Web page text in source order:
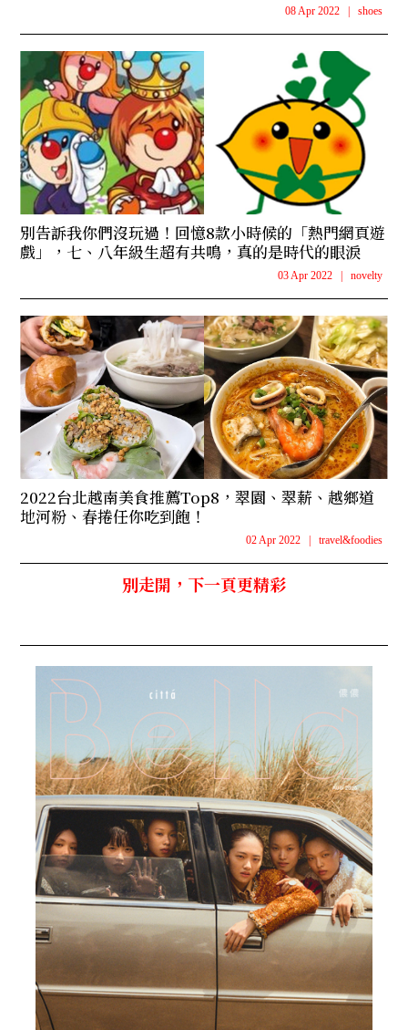
08 Apr 2022 shoes
別告訴我你們沒玩過！回憶8款小時候的「熱門網頁遊
戲」，七、八年級生超有共鳴，真的是時代的眼淚
03 Apr 2022 novelty
2022台北越南美食推薦Top8，翠園、翠薪、越鄉道
地河粉、春捲任你吃到飽！
02 Apr 2022 travel&foodies
別走開，下一頁更精彩